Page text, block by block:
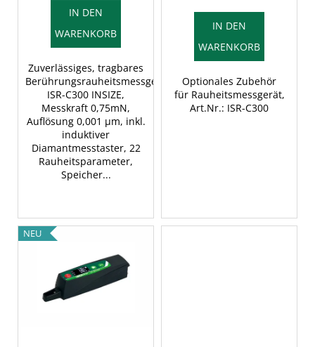
IN DEN
WARENKORB
Zuverlässiges, tragbares
Berührungsrauheitsmessgerät
ISR-C300 INSIZE,
Messkraft 0,75mN,
Auflösung 0,001 µm, inkl.
induktiver
Diamantmesstaster, 22
Rauheitsparameter,
Speicher...
IN DEN
WARENKORB
Optionales Zubehör
für Rauheitsmessgerät,
Art.Nr.: ISR-C300
NEU